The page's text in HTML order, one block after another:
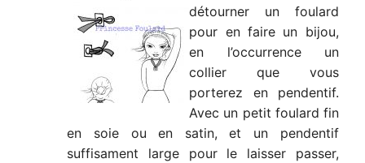
détourner un foulard
pour en faire un bijou,
en l’occurrence un
collier que vous
porterez en pendentif.
Avec un petit foulard fin
en soie ou en satin, et un pendentif
suffisament large pour le laisser passer,